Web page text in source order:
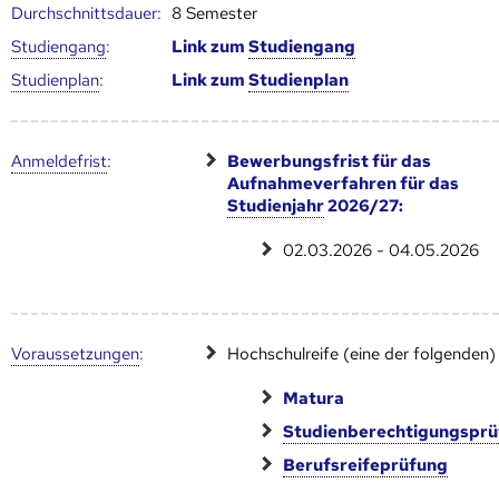
Durch­schnitts­dauer: 8 Semester
Studien­gang: Link zumStudien­gang
Studien­plan: Link zumStudien­plan
Anmelde­frist:
Bewerbungsfrist für das
Aufnahmeverfahren für das
Studienjahr2026/27:
02.03.2026 - 04.05.2026
Voraus­setzungen: Hochschulreife (eine der folgenden)
Matura
Berufsreifeprüfung